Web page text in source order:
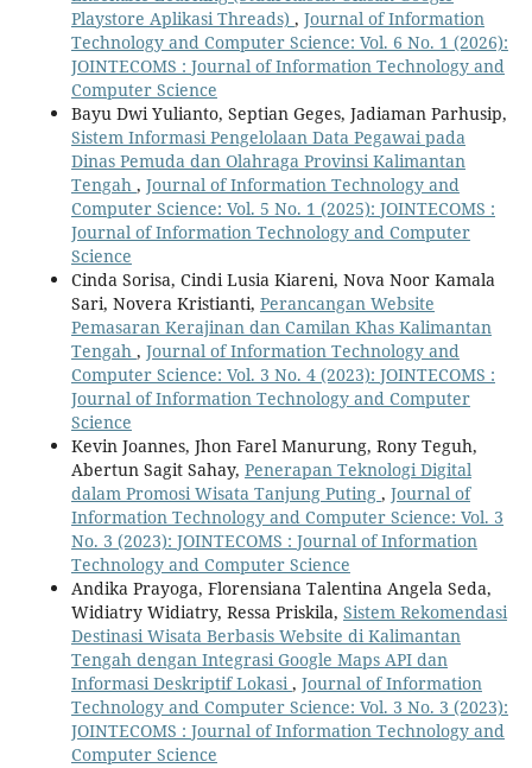
Playstore Aplikasi Threads) , Journal of Information
Technology and Computer Science: Vol. 6 No. 1 (2026):
JOINTECOMS : Journal of Information Technology and
Computer Science
Bayu Dwi Yulianto, Septian Geges, Jadiaman Parhusip,
Sistem Informasi Pengelolaan Data Pegawai pada
Dinas Pemuda dan Olahraga Provinsi Kalimantan
Tengah , Journal of Information Technology and
Computer Science: Vol. 5 No. 1 (2025): JOINTECOMS :
Journal of Information Technology and Computer
Science
Cinda Sorisa, Cindi Lusia Kiareni, Nova Noor Kamala
Sari, Novera Kristianti, Perancangan Website
Pemasaran Kerajinan dan Camilan Khas Kalimantan
Tengah , Journal of Information Technology and
Computer Science: Vol. 3 No. 4 (2023): JOINTECOMS :
Journal of Information Technology and Computer
Science
Kevin Joannes, Jhon Farel Manurung, Rony Teguh,
Abertun Sagit Sahay, Penerapan Teknologi Digital
dalam Promosi Wisata Tanjung Puting , Journal of
Information Technology and Computer Science: Vol. 3
No. 3 (2023): JOINTECOMS : Journal of Information
Technology and Computer Science
Andika Prayoga, Florensiana Talentina Angela Seda,
Widiatry Widiatry, Ressa Priskila, Sistem Rekomendasi
Destinasi Wisata Berbasis Website di Kalimantan
Tengah dengan Integrasi Google Maps API dan
Informasi Deskriptif Lokasi, Journal of Information
Technology and Computer Science: Vol. 3 No. 3 (2023):
JOINTECOMS : Journal of Information Technology and
Computer Science